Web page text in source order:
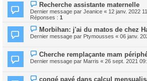
Recherche assistante maternelle
Dernier message par Jeanice « 12 janv. 2022
Réponses : 1
Morbihan: j'ai du matos de chez
Dernier message par Ptymousses « 06 janv.
Cherche remplaçante mam
Dernier message par Marris « 26 sept. 2021
congé payé dans calcul